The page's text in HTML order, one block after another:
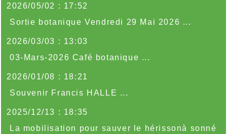
2026/05/02 : 17:52
Sortie botanique Vendredi 29 Mai 2026 ...
2026/03/03 : 13:03
03-Mars-2026 Café botanique ...
2026/01/08 : 18:21
Souvenir Francis HALLE ...
2025/12/13 : 18:35
La mobilisation pour sauver le hérissonà sonné